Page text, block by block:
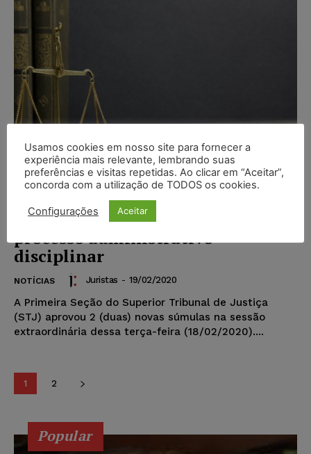
Primeira Seção do STJ aprova
súmulas sobre benefícios fiscais e
processo administrativo
disciplinar
NOTÍCIAS Juristas - 19/02/2020
A Primeira Seção do Superior Tribunal de Justiça
(STJ) aprovou 2 (duas) novas súmulas na sessão
extraordinária dessa terça-feira (18/02/2020)....
1 2
Popular
Usamos cookies em nosso site para fornecer a
experiência mais relevante, lembrando suas
preferências e visitas repetidas. Ao clicar em “Aceitar”,
concorda com a utilização de TODOS os cookies.
Configurações Aceitar